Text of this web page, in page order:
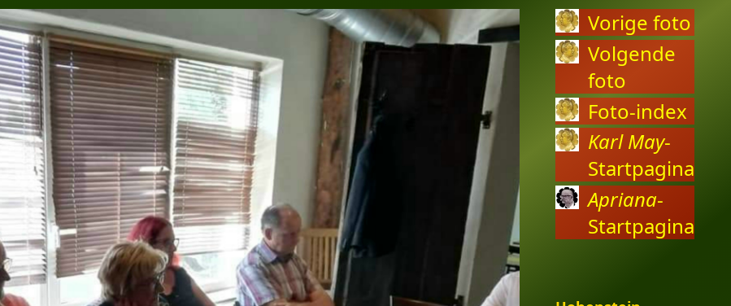
Vorige foto
Volgende
foto
Foto-index
Karl May-
Startpagina
Apriana-
Startpagina